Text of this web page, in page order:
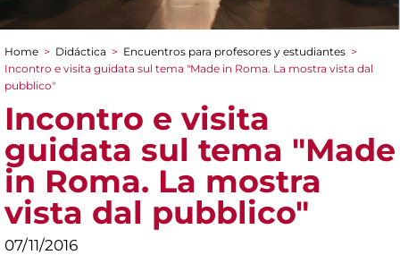
You are here
Home > Didáctica > Encuentros para profesores y estudiantes >
Incontro e visita guidata sul tema "Made in Roma. La mostra vista dal
pubblico"
Incontro e visita
guidata sul tema "Made
in Roma. La mostra
vista dal pubblico"
07/11/2016